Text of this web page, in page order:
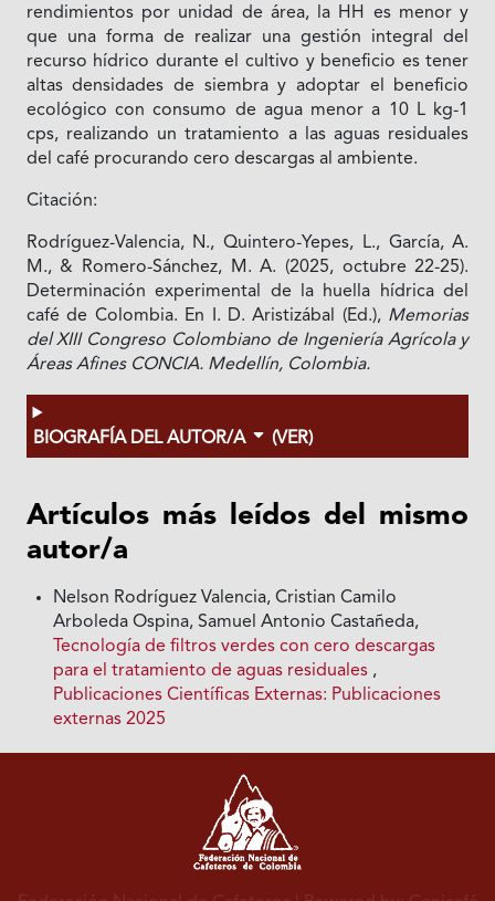
rendimientos por unidad de área, la HH es menor y
que una forma de realizar una gestión integral del
recurso hídrico durante el cultivo y beneficio es tener
altas densidades de siembra y adoptar el beneficio
ecológico con consumo de agua menor a 10 L kg-1
cps, realizando un tratamiento a las aguas residuales
del café procurando cero descargas al ambiente.
Citación:
Rodríguez-Valencia, N., Quintero-Yepes, L., García, A.
M., & Romero-Sánchez, M. A. (2025, octubre 22-25).
Determinación experimental de la huella hídrica del
café de Colombia. En I. D. Aristizábal (Ed.),Memorias
del XIII Congreso Colombiano de Ingeniería Agrícola y
Áreas Afines CONCIA. Medellín, Colombia.
BIOGRAFÍA DEL AUTOR/A (VER)
Artículos más leídos del mismo
autor/a
Nelson Rodríguez Valencia, Cristian Camilo
Arboleda Ospina, Samuel Antonio Castañeda,
Tecnología de filtros verdes con cero descargas
para el tratamiento de aguas residuales ,
Publicaciones Científicas Externas: Publicaciones
externas 2025